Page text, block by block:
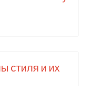
стиля и их